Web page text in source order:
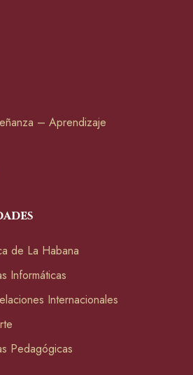
– Aprendizaje
de La Habana
Informáticas
Internacionales
Pedagógicas